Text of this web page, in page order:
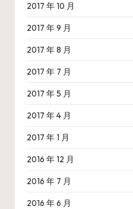
2017 年 10 月
2017 年 9 月
2017 年 8 月
2017 年 7 月
2017 年 5 月
2017 年 4 月
2017 年 1 月
2016 年 12 月
2016 年 7 月
2016 年 6 月